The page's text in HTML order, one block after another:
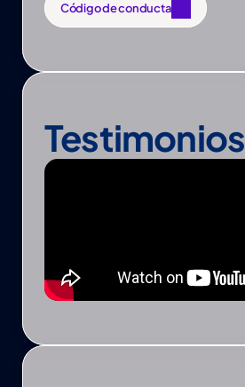
Código de conducta
Código de conducta
Testimonios